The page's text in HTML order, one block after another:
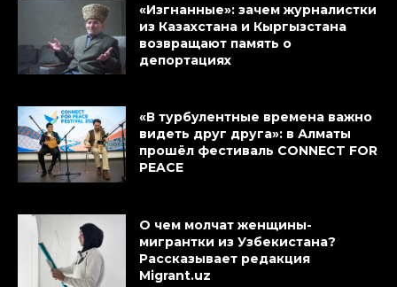
«Изгнанные»: зачем журналистки
из Казахстана и Кыргызстана
возвращают память о
депортациях
«В турбулентные времена важно
видеть друг друга»: в Алматы
прошёл фестиваль CONNECT FOR
PEACE
О чем молчат женщины-
мигрантки из Узбекистана?
Рассказывает редакция
Migrant.uz